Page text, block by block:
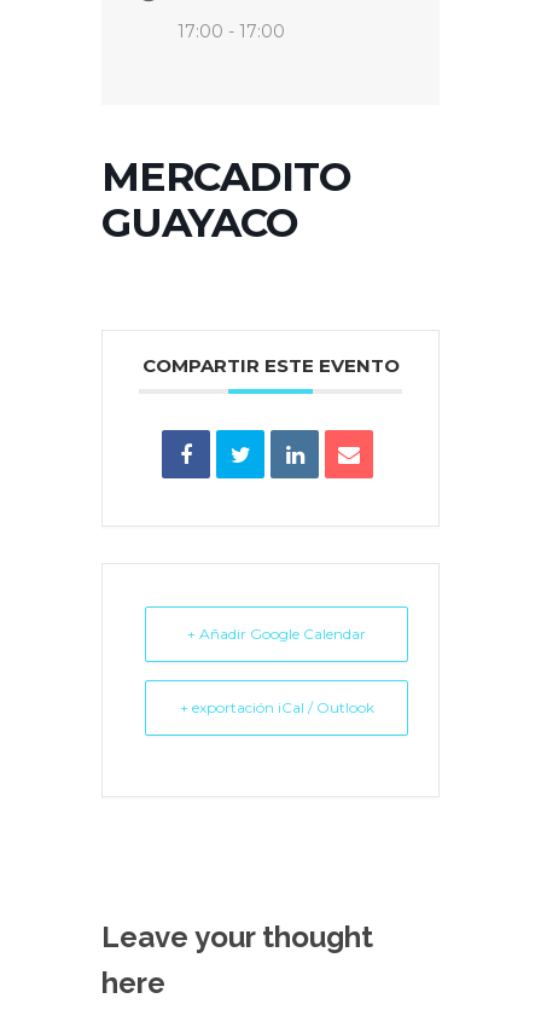
17:00 - 17:00
MERCADITO
GUAYACO
COMPARTIR ESTE EVENTO
+ Añadir Google Calendar
+ exportación iCal / Outlook
Leave your thought
here